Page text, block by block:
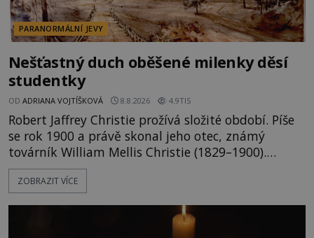
PARANORMÁLNÍ JEVY
Nešťastný duch oběšené milenky děsí
studentky
OD ADRIANA VOJTÍŠKOVÁ 8.8.2026 4.9TIS
Robert Jaffrey Christie prožívá složité období. Píše
se rok 1900 a právě skonal jeho otec, známý
továrník William Mellis Christie (1829–1900).
Smutná událost je ale doprovázena ohromným
dědictvím... Robertu připadne rodinné sídlo v
ta, na niž přijde Robert, by jen tak někoho
ZOBRAZIT VÍCE